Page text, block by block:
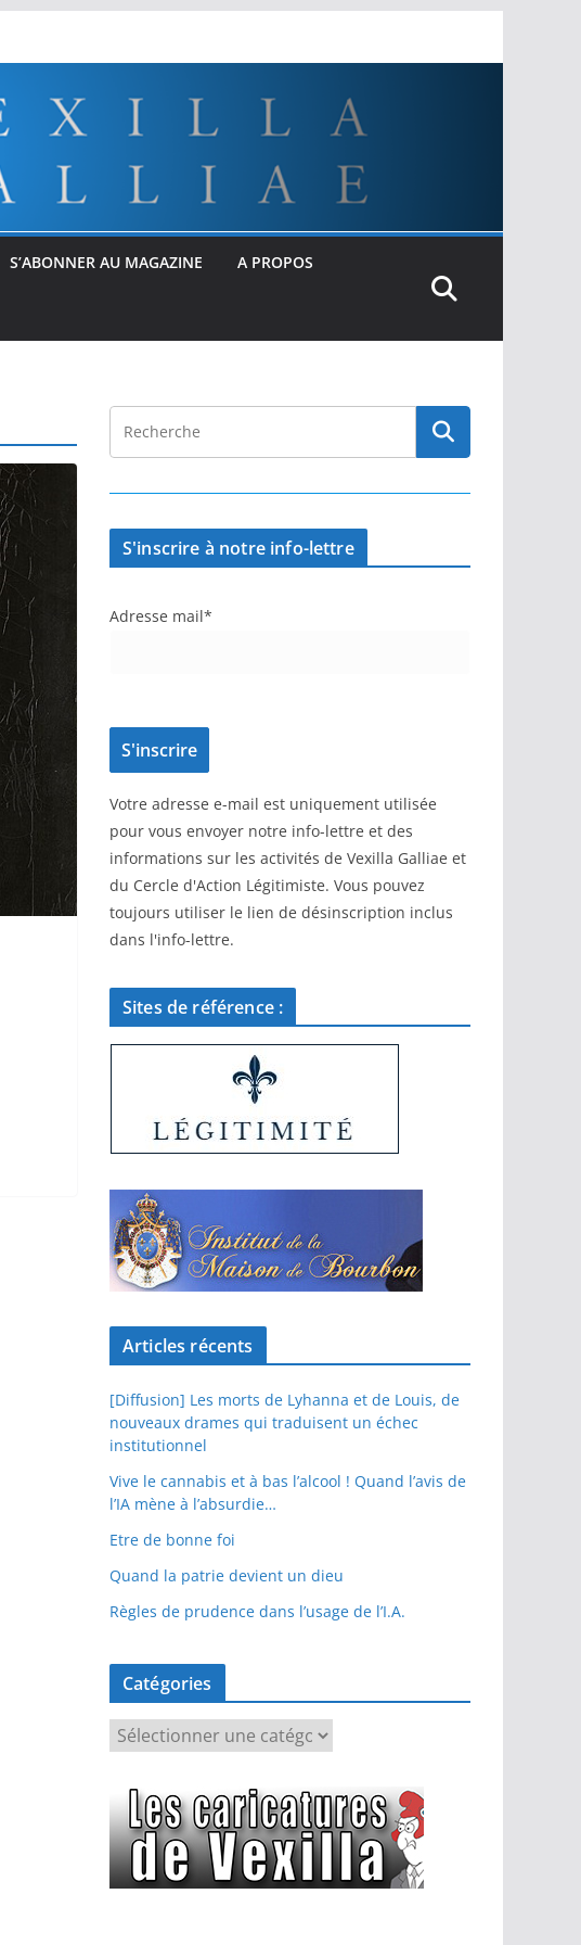
S’ABONNER AU MAGAZINE A PROPOS
S'inscrire à notre info-lettre
Adresse mail*
Votre adresse e-mail est uniquement utilisée
pour vous envoyer notre info-lettre et des
informations sur les activités de Vexilla Galliae et
du Cercle d'Action Légitimiste. Vous pouvez
toujours utiliser le lien de désinscription inclus
dans l'info-lettre.
Sites de référence :
Articles récents
[Diffusion] Les morts de Lyhanna et de Louis, de
nouveaux drames qui traduisent un échec
institutionnel
Vive le cannabis et à bas l’alcool ! Quand l’avis de
l’IA mène à l’absurdie…
Etre de bonne foi
Quand la patrie devient un dieu
Règles de prudence dans l’usage de l’I.A.
Catégories
é
g
o
r